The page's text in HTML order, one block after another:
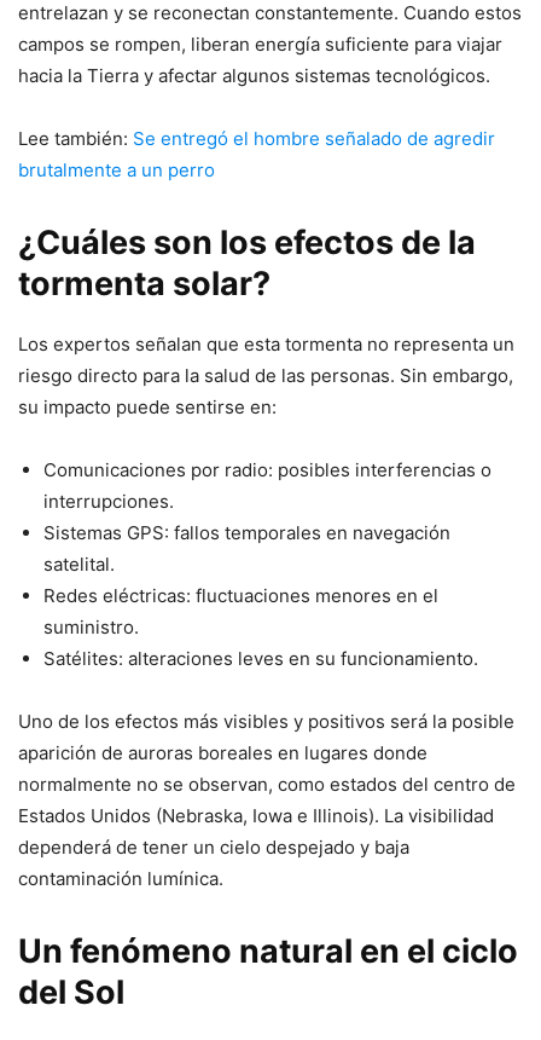
entrelazan y se reconectan constantemente. Cuando estos
campos se rompen, liberan energía suficiente para viajar
hacia la Tierra y afectar algunos sistemas tecnológicos.
Lee también: Se entregó el hombre señalado de agredir
brutalmente a un perro
¿Cuáles son los efectos de la
tormenta solar?
Los expertos señalan que esta tormenta no representa un
riesgo directo para la salud de las personas. Sin embargo,
su impacto puede sentirse en:
Comunicaciones por radio: posibles interferencias o
interrupciones.
Sistemas GPS: fallos temporales en navegación
satelital.
Redes eléctricas: fluctuaciones menores en el
suministro.
Satélites: alteraciones leves en su funcionamiento.
Uno de los efectos más visibles y positivos será la posible
aparición de auroras boreales en lugares donde
normalmente no se observan, como estados del centro de
Estados Unidos (Nebraska, Iowa e Illinois). La visibilidad
dependerá de tener un cielo despejado y baja
contaminación lumínica.
Un fenómeno natural en el ciclo
del Sol